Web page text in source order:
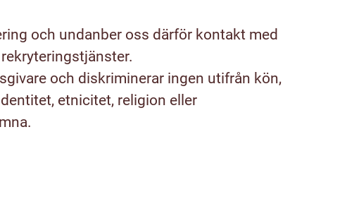
och undanber oss därför kontakt med
och diskriminerar ingen utifrån kön,
etnicitet, religion eller